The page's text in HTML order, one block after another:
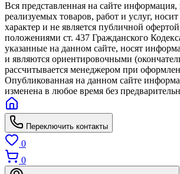
Вся представленная на сайте
реализуемых товаров, работ и услуг,
характер и не является публичной
положениями ст. 437 Гражданского
указанные на данном сайте, носят
и являются ориентировочными
рассчитывается менеджером при
Опубликованная на данном сайте
изменена в любое время без
Переключить контакты
0
0